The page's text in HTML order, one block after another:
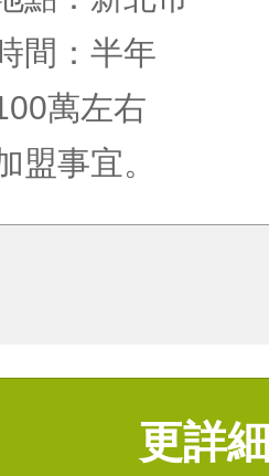
間：半年
萬左右
盟事宜。
更詳